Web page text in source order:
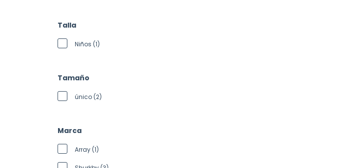
Talla
Niños (1)
Tamaño
único (2)
Marca
Array (1)